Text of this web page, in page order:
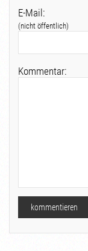
E-Mail:
(nicht öffentlich)
Kommentar: